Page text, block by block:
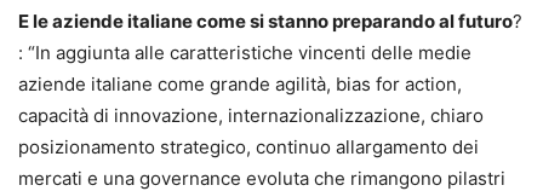
E le aziende italiane come si stanno preparando al futuro?
: “In aggiunta alle caratteristiche vincenti delle medie
aziende italiane come grande agilità, bias for action,
capacità di innovazione, internazionalizzazione, chiaro
posizionamento strategico, continuo allargamento dei
mercati e una governance evoluta che rimangono pilastri